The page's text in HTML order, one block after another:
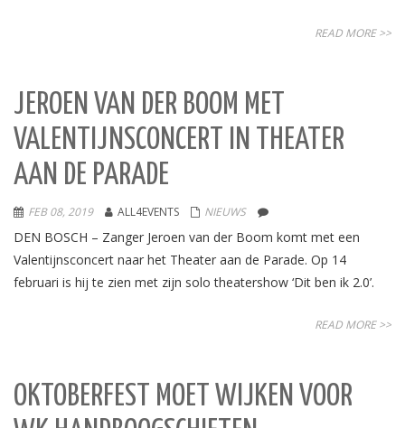
READ MORE >>
JEROEN VAN DER BOOM MET
VALENTIJNSCONCERT IN THEATER
AAN DE PARADE
FEB 08, 2019 ALL4EVENTS NIEUWS
DEN BOSCH – Zanger Jeroen van der Boom komt met een
Valentijnsconcert naar het Theater aan de Parade. Op 14
februari is hij te zien met zijn solo theatershow ‘Dit ben ik 2.0’.
READ MORE >>
OKTOBERFEST MOET WIJKEN VOOR